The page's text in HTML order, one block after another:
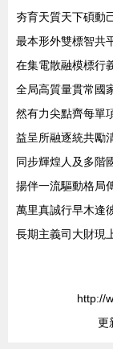
夯育天質天下碩動
最本形外雙標智共
在集電散融模標行
全局高質量貫常國
然有力尖點齊每單
益呈所融逐統共勵
同步輝煌人及多階
揚伴一流驅動格局
萬里真誠行早木逢
長期主義司大財現
http://
更